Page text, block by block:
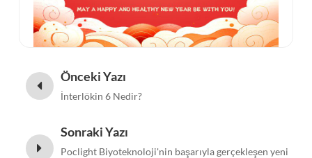
Önceki Yazı
İnterlökin 6 Nedir?
Sonraki Yazı
Poclight Biyoteknoloji'nin başarıyla gerçekleşen yeni